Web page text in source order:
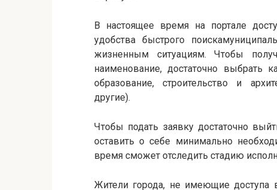
В настоящее время на портале
удобства быстрого
жизненным ситуациям. Чтобы
наименование, достаточно выбрать
образование, строительство и
другие).
Чтобы подать заявку достаточно
оставить о себе минимально
время сможет отследить стадию
Жители города, не имеющие доступа